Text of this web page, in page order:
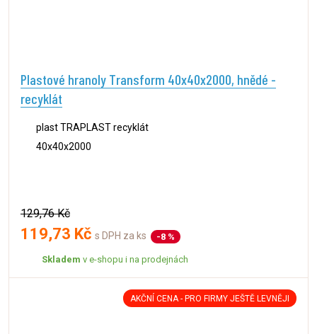
Plastové hranoly Transform 40x40x2000, hnědé -
recyklát
plast TRAPLAST recyklát
40x40x2000
129,76 Kč
119,73 Kč s DPH za ks -8 %
Skladem v e-shopu i na prodejnách
AKČNÍ CENA - PRO FIRMY JEŠTĚ LEVNĚJI